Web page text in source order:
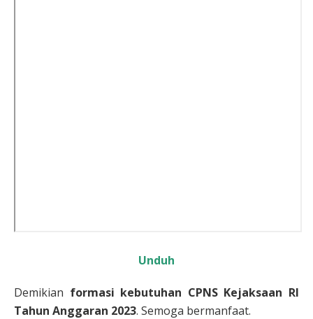
Unduh
Demikian formasi kebutuhan CPNS Kejaksaan RI
Tahun Anggaran 2023. Semoga bermanfaat.